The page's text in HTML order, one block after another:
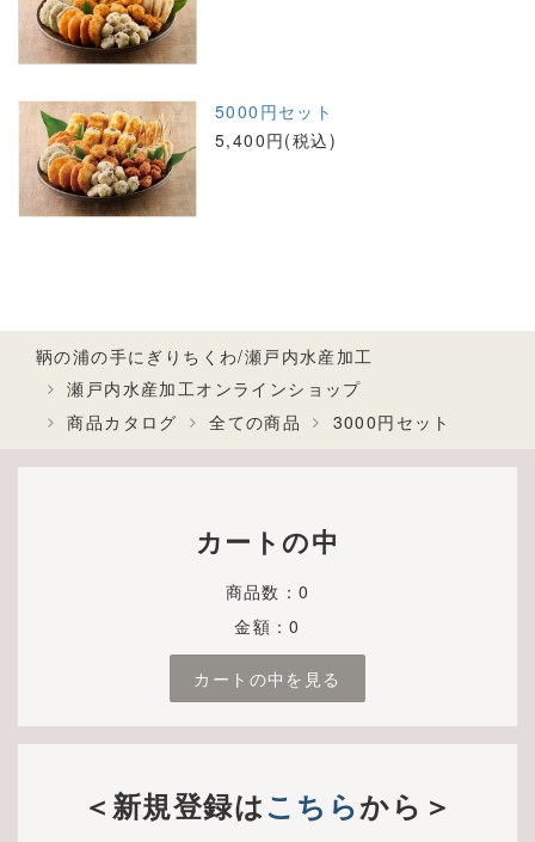
5000円セット
5,400円(税込)
鞆の浦の手にぎりちくわ/瀬戸内水産加工
瀬戸内水産加工オンラインショップ
商品カタログ
全ての商品 3000円セット
カートの中
商品数：0
金額：0
カートの中を見る
＜新規登録はこちらから＞